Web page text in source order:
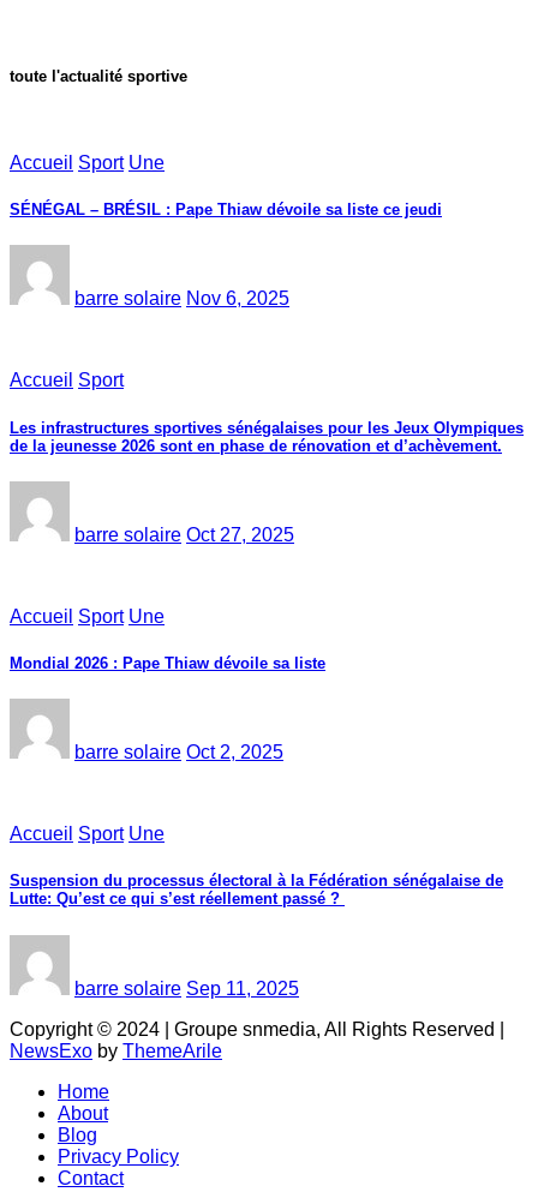
toute l'actualité sportive
Accueil Sport Une
SÉNÉGAL – BRÉSIL : Pape Thiaw dévoile sa liste ce jeudi
barre solaire Nov 6, 2025
Accueil Sport
Les infrastructures sportives sénégalaises pour les Jeux Olympiques
de la jeunesse 2026 sont en phase de rénovation et d’achèvement.
barre solaire Oct 27, 2025
Accueil Sport Une
Mondial 2026 : Pape Thiaw dévoile sa liste
barre solaire Oct 2, 2025
Accueil Sport Une
‎Suspension du processus électoral à la Fédération sénégalaise de
Lutte: Qu’est ce qui s’est réellement passé ? ‎‎
barre solaire Sep 11, 2025
Copyright © 2024 | Groupe snmedia, All Rights Reserved
NewsExo by ThemeArile
Home
About
Blog
Privacy Policy
Contact